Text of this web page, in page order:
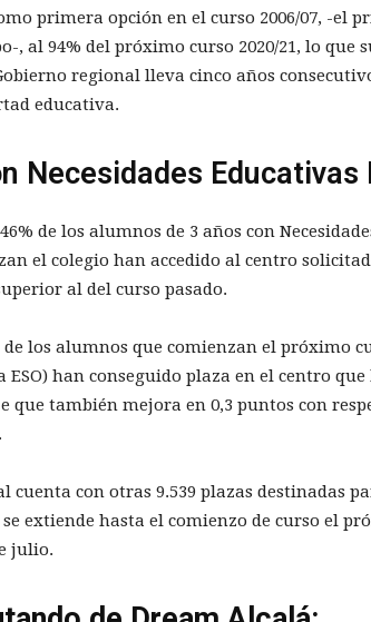
primera opción en el curso 2006/07, -el
, al 94% del próximo curso 2020/21, lo que
regional lleva cinco años
educativa.
Necesidades Educativas
de los alumnos de 3 años con
el colegio han accedido al centro
al del curso pasado.
de los alumnos que comienzan el próximo
ESO) han conseguido plaza en el centro
que también mejora en 0,3 puntos con
cuenta con otras 9.539 plazas destinadas
extiende hasta el comienzo de curso el
julio.